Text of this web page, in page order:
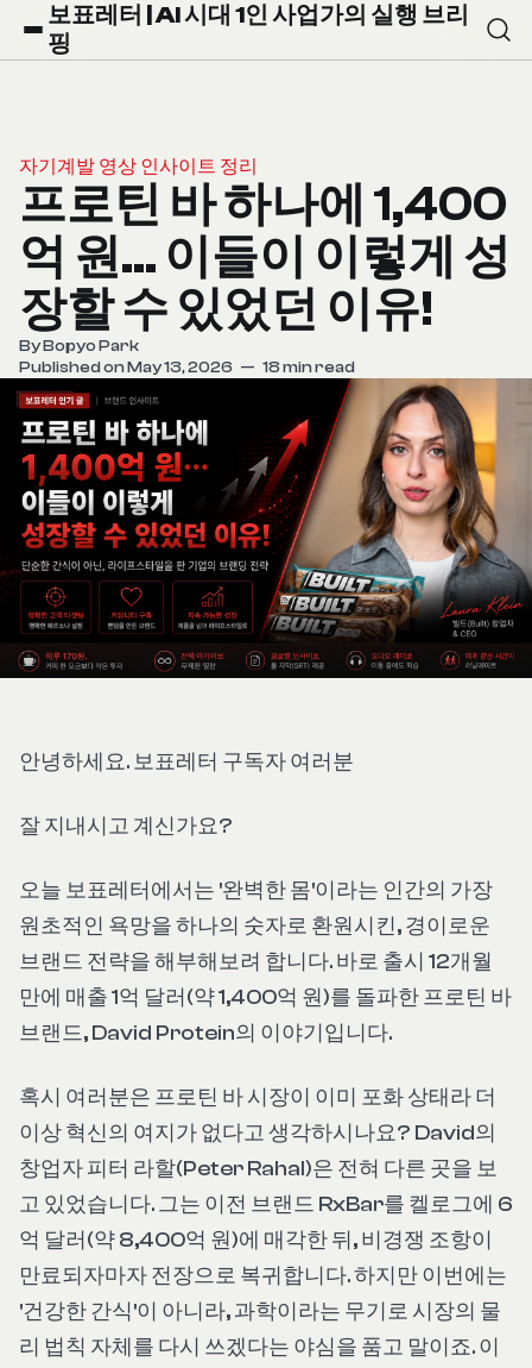
보표레터 | AI 시대 1인 사업가의 실행 브리
핑
자기계발 영상 인사이트 정리
프로틴 바 하나에 1,400
억 원… 이들이 이렇게 성
장할 수 있었던 이유!
ByBopyo Park
Published on May 13, 2026 — 18 min read
안녕하세요. 보표레터 구독자 여러분
잘 지내시고 계신가요?
오늘 보표레터에서는 '완벽한 몸'이라는 인간의 가장
원초적인 욕망을 하나의 숫자로 환원시킨, 경이로운
브랜드 전략을 해부해보려 합니다. 바로 출시 12개월
만에 매출 1억 달러(약 1,400억 원)를 돌파한 프로틴 바
브랜드, David Protein의 이야기입니다.
혹시 여러분은 프로틴 바 시장이 이미 포화 상태라 더
이상 혁신의 여지가 없다고 생각하시나요? David의
창업자 피터 라할(Peter Rahal)은 전혀 다른 곳을 보
고 있었습니다. 그는 이전 브랜드 RxBar를 켈로그에 6
억 달러(약 8,400억 원)에 매각한 뒤, 비경쟁 조항이
만료되자마자 전장으로 복귀합니다. 하지만 이번에는
'건강한 간식'이 아니라, 과학이라는 무기로 시장의 물
리 법칙 자체를 다시 쓰겠다는 야심을 품고 말이죠. 이